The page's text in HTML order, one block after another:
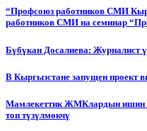
“Профсоюз работников СМИ
работников СМИ на семинар
Бүбүкан Досалиева: Журналист
В Кыргызстане запущен проект
Мамлекеттик ЖМКлардын
топ түзүлмөкчү